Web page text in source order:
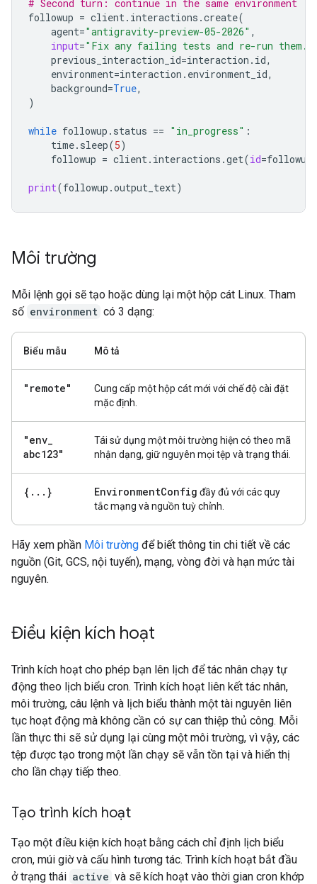
# Second turn: continue in the same environment
followup = client. interactions .create(
agent="antigravity-preview-05-2026" ,
input="Fix any failing tests and re-run them."
previous_interaction_id=interaction . id,
environment=interaction . environment_id,
background=True,
)
while followup . status == "in_progress" :
time. sleep(5)
followup = client. interactions .get(id=followup
print(followup .output_text)
Môi trường
Mỗi lệnh gọi sẽ tạo hoặc dùng lại một hộp cát Linux. Tham
số environment có 3 dạng:
Biểu mẫu Mô tả
"remote"
Cung cấp một hộp cát mới với chế độ cài đặt
mặc định.
"env_
abc123"
Tái sử dụng một môi trường hiện có theo mã
nhận dạng, giữ nguyên mọi tệp và trạng thái.
{ . . . } EnvironmentConfig đầy đủ với các quy
tắc mạng và nguồn tuỳ chỉnh.
Hãy xem phần Môi trường để biết thông tin chi tiết về các
nguồn (Git, GCS, nội tuyến), mạng, vòng đời và hạn mức tài
nguyên.
Điều kiện kích hoạt
Trình kích hoạt cho phép bạn lên lịch để tác nhân chạy tự
động theo lịch biểu cron. Trình kích hoạt liên kết tác nhân,
môi trường, câu lệnh và lịch biểu thành một tài nguyên liên
tục hoạt động mà không cần có sự can thiệp thủ công. Mỗi
lần thực thi sẽ sử dụng lại cùng một môi trường, vì vậy, các
tệp được tạo trong một lần chạy sẽ vẫn tồn tại và hiển thị
cho lần chạy tiếp theo.
Tạo trình kích hoạt
Tạo một điều kiện kích hoạt bằng cách chỉ định lịch biểu
cron, múi giờ và cấu hình tương tác. Trình kích hoạt bắt đầu
ở trạng thái active và sẽ kích hoạt vào thời gian cron khớp